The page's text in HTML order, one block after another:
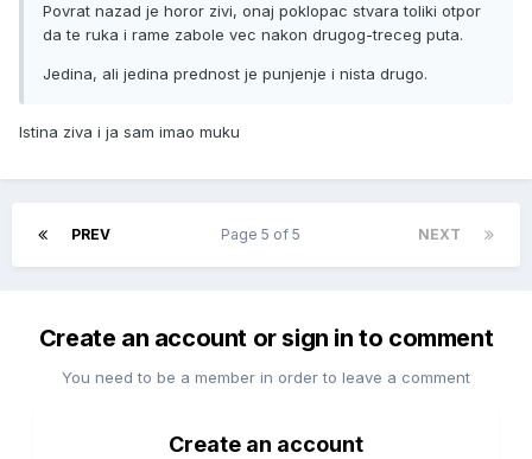
Povrat nazad je horor zivi, onaj poklopac stvara toliki otpor
da te ruka i rame zabole vec nakon drugog-treceg puta.
Jedina, ali jedina prednost je punjenje i nista drugo.
Istina ziva i ja sam imao muku
PREV NEXT
Page 5 of 5
Create an account or sign in to comment
You need to be a member in order to leave a comment
Create an account